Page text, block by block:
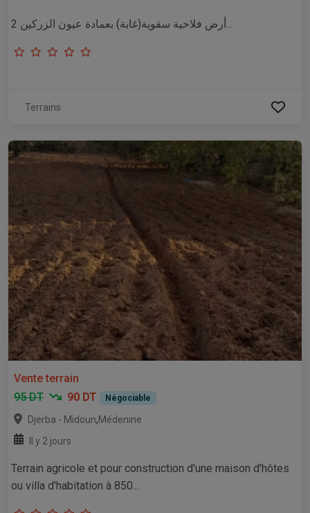
أرض فلاحية سقوية(غابة) بعمادة عيون الزركين 2...
Terrains
Vente terrain
95 DT
90 DT Négociable
Djerba - Midoun,Médenine
Il y 2 jours
Terrain agricole et pour construction d'une maison d'hôtes
ou villa d'habitation à 850...